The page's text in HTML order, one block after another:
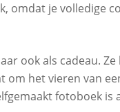
omdat je volledige
ook als cadeau.
om het vieren van
fotoboek is